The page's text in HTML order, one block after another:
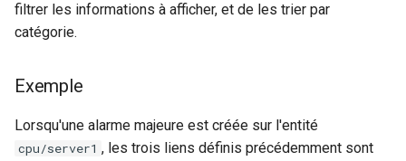
filtrer les informations à afficher, et de les trier par
catégorie.
Exemple
Lorsqu'une alarme majeure est créée sur l'entité
cpu/server1 , les trois liens définis précédemment sont